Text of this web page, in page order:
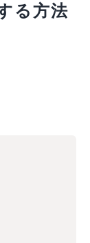
る方法